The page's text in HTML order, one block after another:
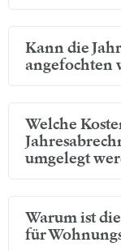
Kann die
angefochten
Welche
umgelegt
Warum ist
für